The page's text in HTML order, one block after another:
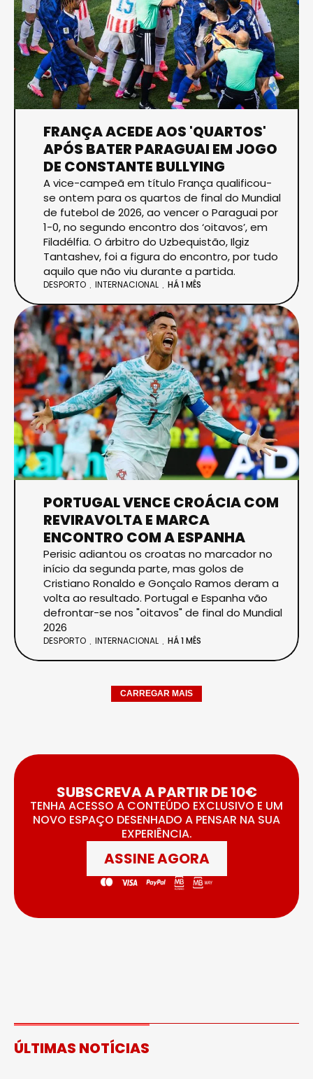
FRANÇA ACEDE AOS 'QUARTOS'
APÓS BATER PARAGUAI EM JOGO
DE CONSTANTE BULLYING
A vice-campeã em título França qualificou-
se ontem para os quartos de final do Mundial
de futebol de 2026, ao vencer o Paraguai por
1-0, no segundo encontro dos ‘oitavos’, em
Filadélfia. O árbitro do Uzbequistão, Ilgiz
Tantashev, foi a figura do encontro, por tudo
aquilo que não viu durante a partida.
DESPORTO INTERNACIONAL HÁ 1 MÊS
PORTUGAL VENCE CROÁCIA COM
REVIRAVOLTA E MARCA
ENCONTRO COM A ESPANHA
Perisic adiantou os croatas no marcador no
início da segunda parte, mas golos de
Cristiano Ronaldo e Gonçalo Ramos deram a
volta ao resultado. Portugal e Espanha vão
defrontar-se nos "oitavos" de final do Mundial
2026
DESPORTO INTERNACIONAL HÁ 1 MÊS
CARREGAR MAIS
SUBSCREVA A PARTIR DE 10€
TENHA ACESSO A CONTEÚDO EXCLUSIVO E UM
NOVO ESPAÇO DESENHADO A PENSAR NA SUA
EXPERIÊNCIA.
ASSINE AGORA
ÚLTIMAS NOTÍCIAS